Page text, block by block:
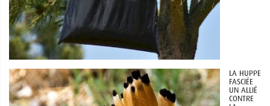
LA HUPPE
FASCIÉE
UN ALLIÉ
CONTRE